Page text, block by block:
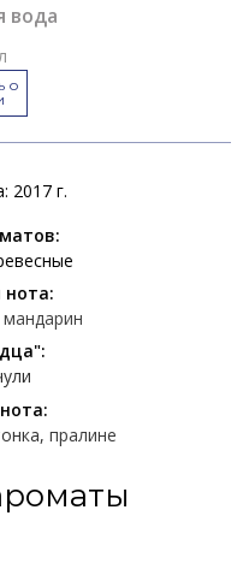
вода
о
2017 г.
нота:
мандарин
пралине